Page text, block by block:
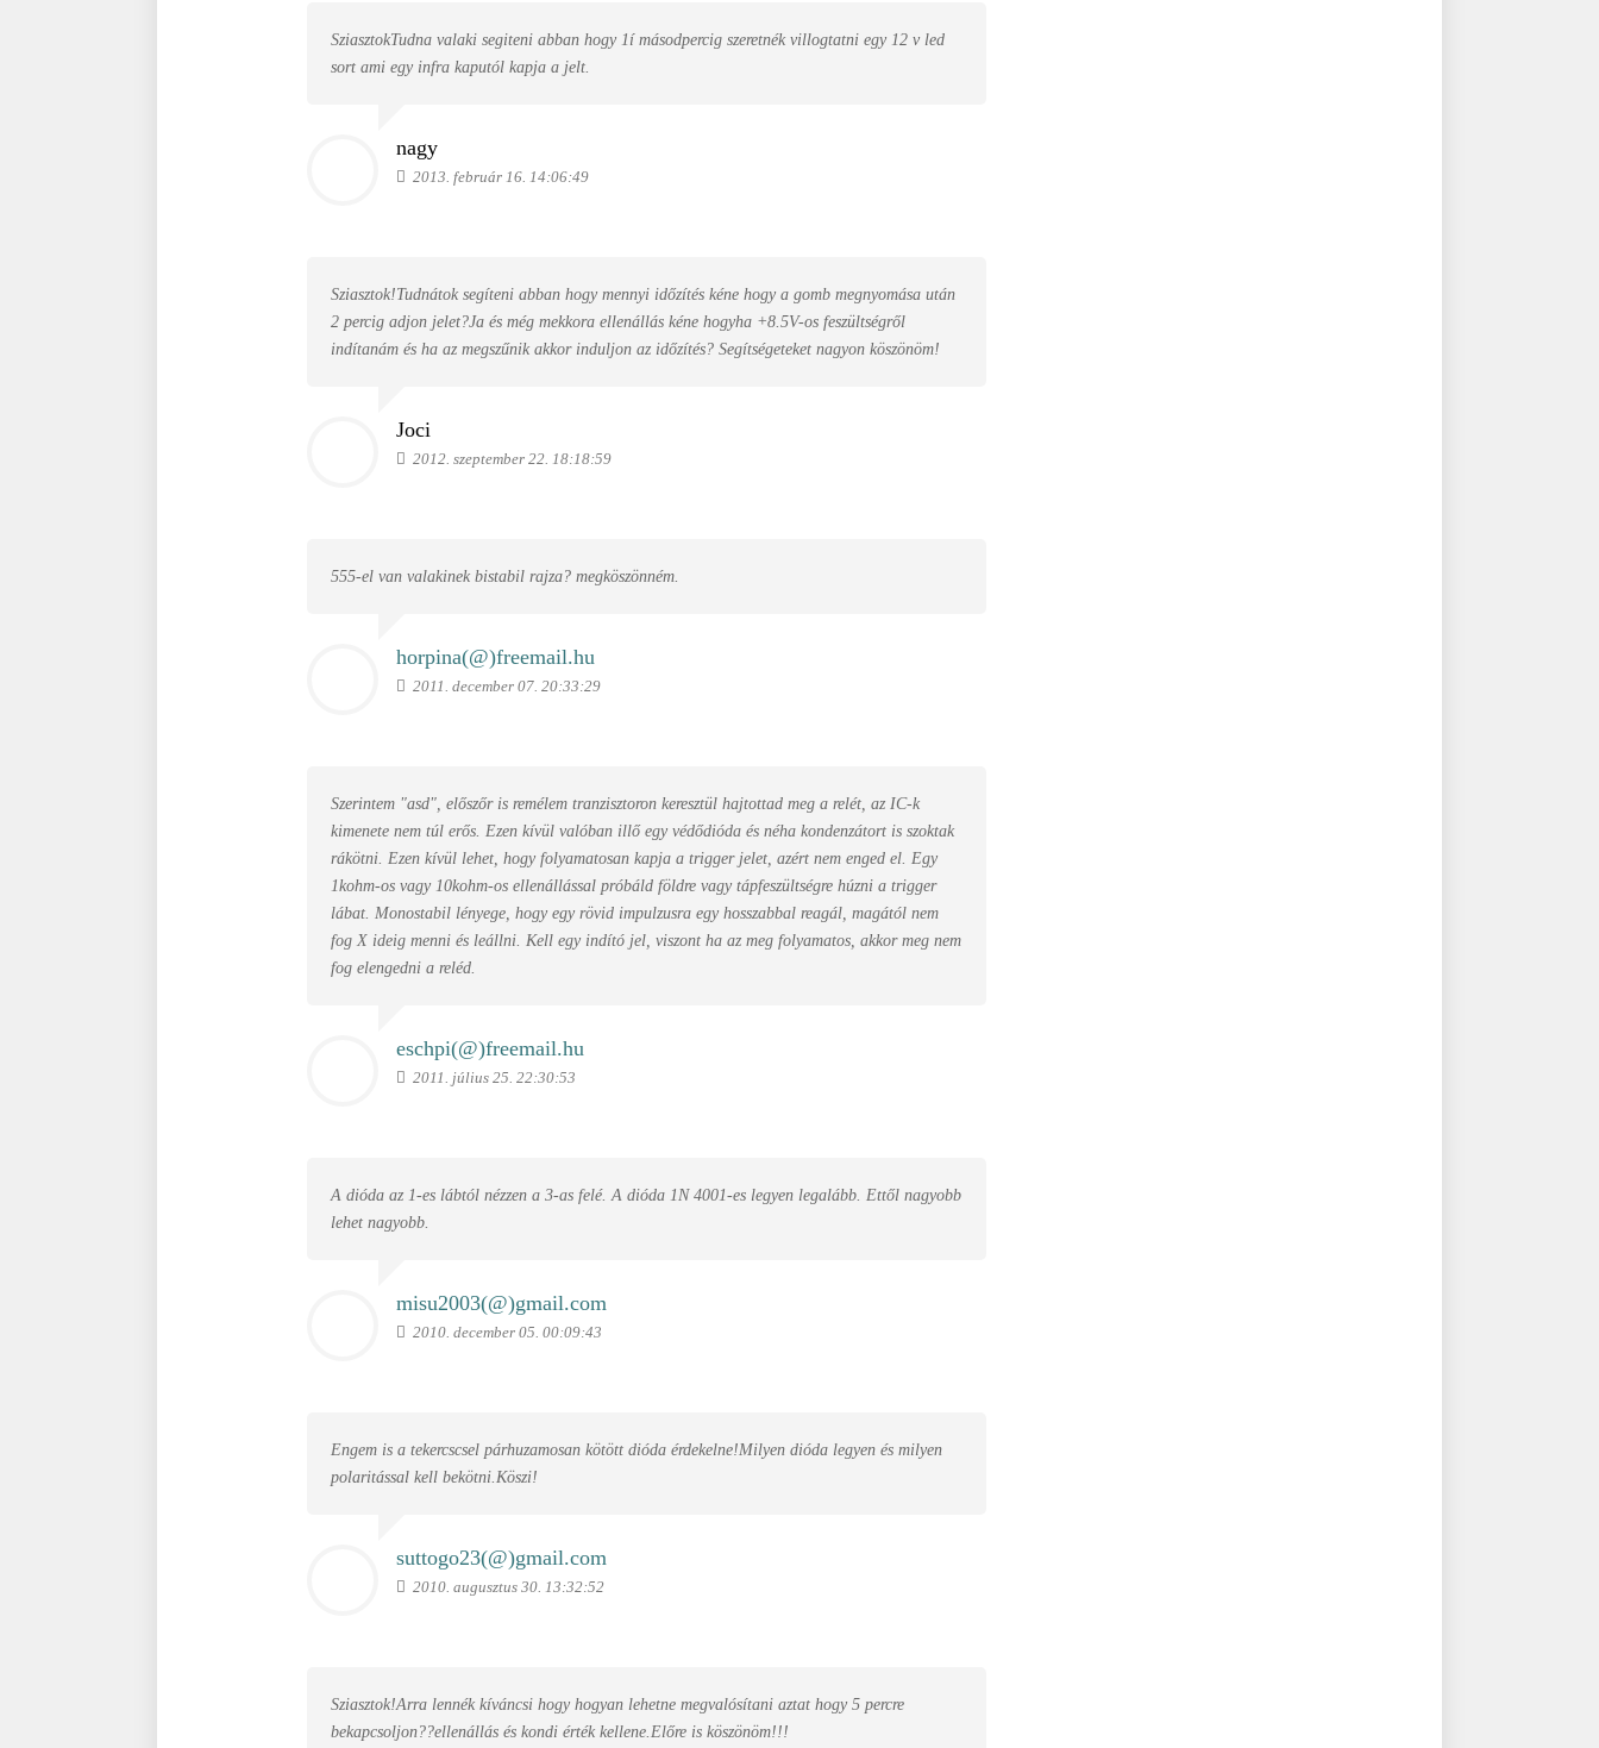
SziasztokTudna valaki segiteni abban hogy 1í másodpercig szeretnék villogtatni egy 12 v led
sort ami egy infra kaputól kapja a jelt.
nagy
2013. február 16. 14:06:49
Sziasztok!Tudnátok segíteni abban hogy mennyi időzítés kéne hogy a gomb megnyomása után
2 percig adjon jelet?Ja és még mekkora ellenállás kéne hogyha +8.5V-os feszültségről
indítanám és ha az megszűnik akkor induljon az időzítés? Segítségeteket nagyon köszönöm!
Joci
2012. szeptember 22. 18:18:59
555-el van valakinek bistabil rajza? megköszönném.
horpina(@)freemail.hu
2011. december 07. 20:33:29
Szerintem "asd", előszőr is remélem tranzisztoron keresztül hajtottad meg a relét, az IC-k
kimenete nem túl erős. Ezen kívül valóban illő egy védődióda és néha kondenzátort is szoktak
rákötni. Ezen kívül lehet, hogy folyamatosan kapja a trigger jelet, azért nem enged el. Egy
1kohm-os vagy 10kohm-os ellenállással próbáld földre vagy tápfeszültségre húzni a trigger
lábat. Monostabil lényege, hogy egy rövid impulzusra egy hosszabbal reagál, magától nem
fog X ideig menni és leállni. Kell egy indító jel, viszont ha az meg folyamatos, akkor meg nem
fog elengedni a reléd.
eschpi(@)freemail.hu
2011. július 25. 22:30:53
A dióda az 1-es lábtól nézzen a 3-as felé. A dióda 1N 4001-es legyen legalább. Ettől nagyobb
lehet nagyobb.
misu2003(@)gmail.com
2010. december 05. 00:09:43
Engem is a tekercscsel párhuzamosan kötött dióda érdekelne!Milyen dióda legyen és milyen
polaritással kell bekötni.Köszi!
suttogo23(@)gmail.com
2010. augusztus 30. 13:32:52
Sziasztok!Arra lennék kíváncsi hogy hogyan lehetne megvalósítani aztat hogy 5 percre
bekapcsoljon??ellenállás és kondi érték kellene.Előre is köszönöm!!!